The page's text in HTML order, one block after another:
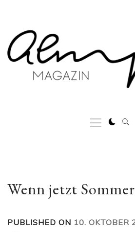
content
Primary
Menu
Wenn jetzt
PUBLISHED ON 10. OKTOBER